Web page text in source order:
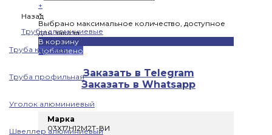
Назад
Трубы алюминиевые
Труба круглая
Труба профильная
Уголок алюминиевый
Швеллер алюминиевый
+
×
Выбрано максимальное количество, доступное
для заказа
В корзину
Добавлено
Заказать в Telegram
Заказать в Whatsapp
Марка
03Х17Н12М2Т-ВИ